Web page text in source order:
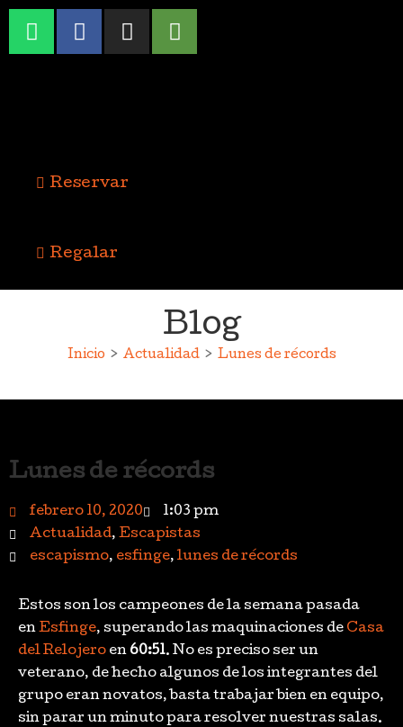
Reservar
Regalar
Blog
Inicio > Actualidad > Lunes de récords
Lunes de récords
febrero 10, 2020
1:03 pm
Actualidad, Escapistas
escapismo, esfinge, lunes de récords
Estos son los campeones de la semana pasada
enEsfinge, superando las maquinaciones de Casa
del Relojero en 60:51. No es preciso ser un
veterano, de hecho algunos de los integrantes del
grupo eran novatos, basta trabajar bien en equipo,
sin parar un minuto para resolver nuestras salas.